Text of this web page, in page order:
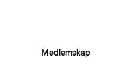
Medlemskap